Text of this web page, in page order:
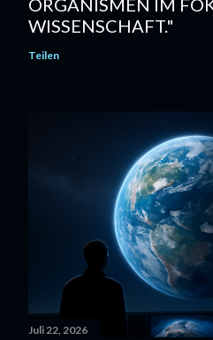
ORGANISMEN IM
WISSENSCHAFT."
Teilen
Juli 22, 2026